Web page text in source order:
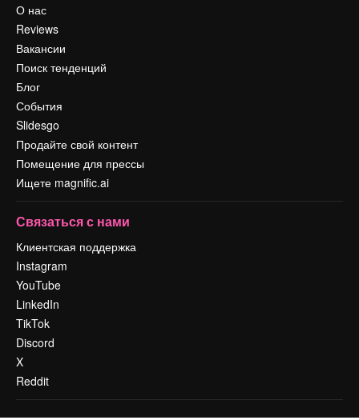
О нас
Reviews
Вакансии
Поиск тенденций
Блог
События
Slidesgo
Продайте свой контент
Помещение для прессы
Ищете magnific.ai
Связаться с нами
Клиентская поддержка
Instagram
YouTube
LinkedIn
TikTok
Discord
X
Reddit